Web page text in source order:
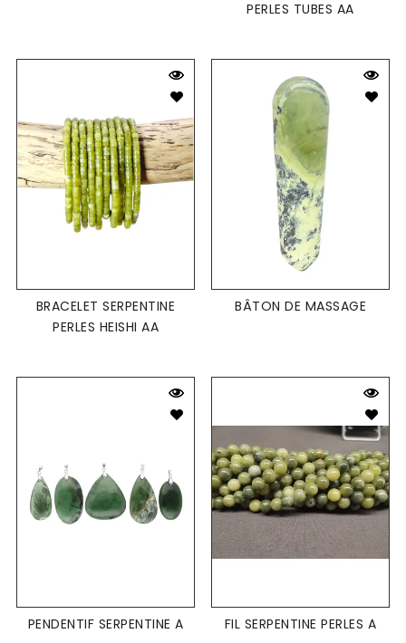
PERLES TUBES AA
BRACELET SERPENTINE
PERLES HEISHI AA
BÂTON DE MASSAGE
PENDENTIF SERPENTINE A FIL SERPENTINE PERLES A